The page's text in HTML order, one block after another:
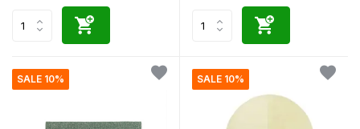
SALE 10% SALE 10%